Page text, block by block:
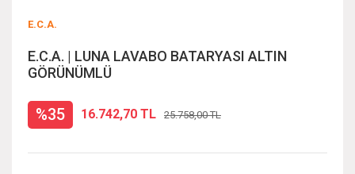
E.C.A.
E.C.A. | LUNA LAVABO BATARYASI ALTIN
GÖRÜNÜMLÜ
%35 16.742,70 TL 25.758,00 TL